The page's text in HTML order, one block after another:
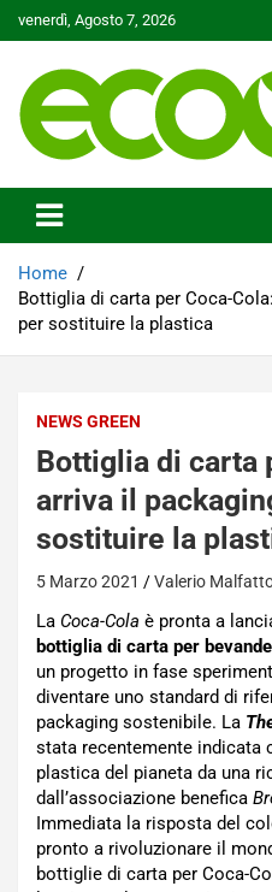
to
venerdì, Agosto 7, 2026
Ecoo.it
Home
Bottiglia di carta per Coca-
per sostituire la plastica
NEWS GREEN
Bottiglia di carta
arriva il
sostituire la
5 Marzo 2021 Valerio
La Coca-Cola è pronta a
bottiglia di carta per
un progetto in fase
diventare uno standard di
packaging sostenibile. La
stata recentemente indicata
plastica del pianeta da una
dall’associazione benefica
Immediata la risposta del
pronto a rivoluzionare il
bottiglie di carta per Coca-